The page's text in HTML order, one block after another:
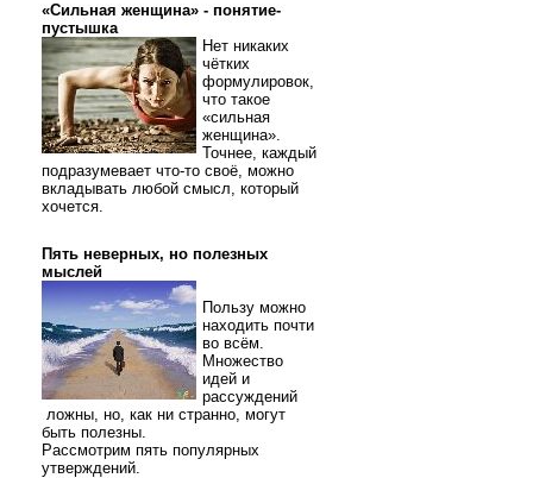
«Сильная женщина» - понятие-
пустышка
Нет никаких
чётких
формулировок,
что такое
«сильная
женщина».
Точнее, каждый
подразумевает что-то своё, можно
вкладывать любой смысл, который
хочется.
Пять неверных, но полезных
мыслей
Пользу можно
находить почти
во всём.
Множество
идей и
рассуждений
ложны, но, как ни странно, могут
быть полезны.
Рассмотрим пять популярных
утверждений.